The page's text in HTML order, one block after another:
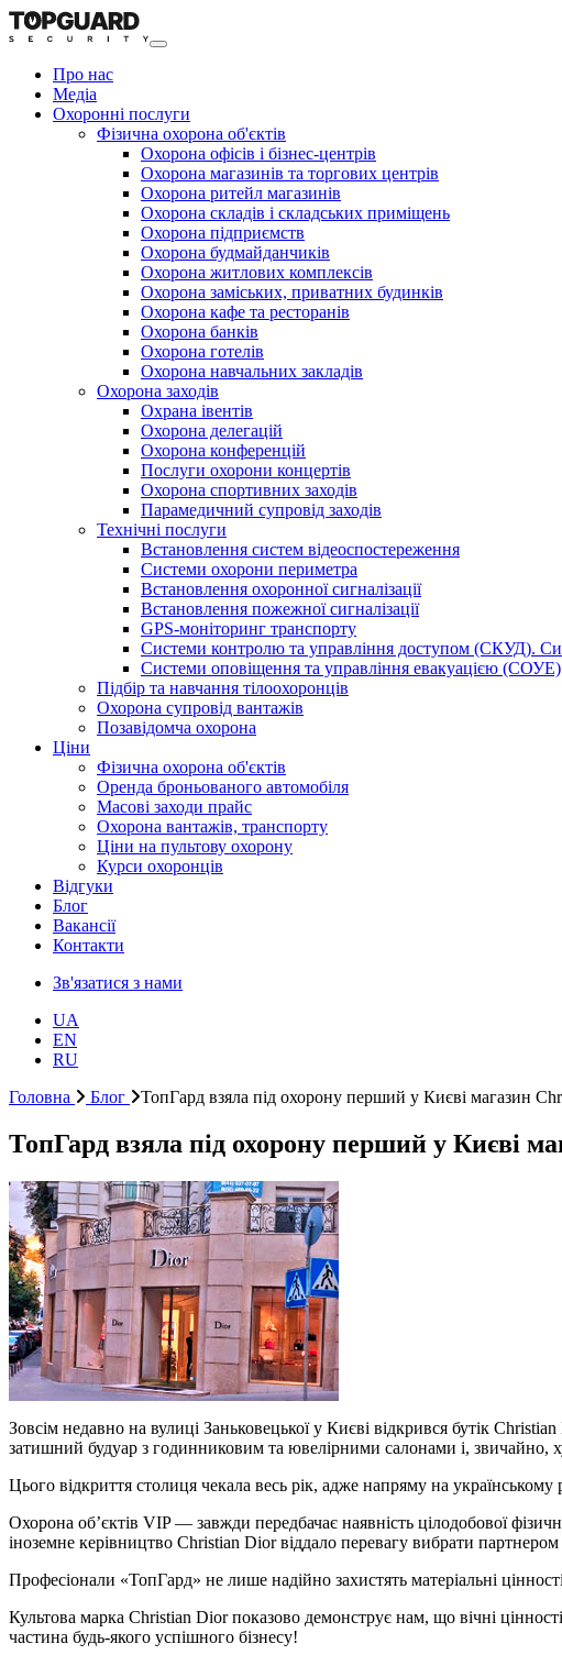
Про нас
Медіа
Охоронні послуги
Фізична охорона об'єктів
Охорона офісів і бізнес-центрів
Охорона магазинів та торгових центрів
Охорона ритейл магазинів
Охорона складів і складських приміщень
Охорона підприємств
Охорона будмайданчиків
Охорона житлових комплексів
Охорона заміських, приватних будинків
Охорона кафе та ресторанів
Охорона банків
Охорона готелів
Охорона навчальних закладів
Охорона заходів
Охрана івентів
Охорона делегацій
Охорона конференцій
Послуги охорони концертів
Охорона спортивних заходів
Парамедичний супровід заходів
Технічні послуги
Встановлення систем відеоспостереження
Системи охорони периметра
Встановлення охоронної сигналізації
Встановлення пожежної сигналізації
GPS-моніторинг транспорту
Системи контролю та управління доступом (СКУД).
Системи оповіщення та управління евакуацією (СОУЕ)
Підбір та навчання тілоохоронців
Охорона супровід вантажів
Позавідомча охорона
Ціни
Фізична охорона об'єктів
Оренда броньованого автомобіля
Масові заходи прайс
Охорона вантажів, транспорту
Ціни на пультову охорону
Курси охоронців
Відгуки
Блог
Ваканcії
Контакти
Зв'язатися з нами
UA
EN
RU
Головна
Блог ТопГард взяла під охорону перший у Києві магазин
ТопГард взяла під охорону перший у Києві
Зовсім недавно на вулиці Заньковецької у Києві відкрився бутік
затишний будуар з годинниковим та ювелірними салонами і, звичайно,
Цього відкриття столиця чекала весь рік, адже напряму на
Охорона об’єктів VIP — завжди передбачає наявність цілодобової
іноземне керівництво Christian Dior віддало перевагу вибрати
Професіонали «ТопГард» не лише надійно захистять матеріальні
Культова марка Christian Dior показово демонструє нам, що вічні
частина будь-якого успішного бізнесу!